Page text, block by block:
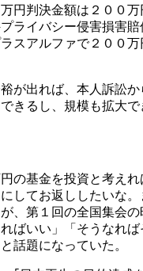
円判決金額は２００
ライバシー侵害損害
スアルファで２００
が出れば、本人訴訟か
きるし、規模も拡大
の基金を投資と考えれ
してお返ししたいな
、第１回の全国集会
ばいい」「そうなれば
話題になっていた。